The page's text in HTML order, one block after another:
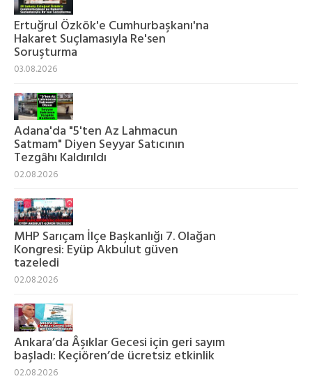
Ertuğrul Özkök'e Cumhurbaşkanı'na
Hakaret Suçlamasıyla Re'sen
Soruşturma
03.08.2026
Adana'da "5'ten Az Lahmacun
Satmam" Diyen Seyyar Satıcının
Tezgâhı Kaldırıldı
02.08.2026
MHP Sarıçam İlçe Başkanlığı 7. Olağan
Kongresi: Eyüp Akbulut güven
tazeledi
02.08.2026
Ankara’da Âşıklar Gecesi için geri sayım
başladı: Keçiören’de ücretsiz etkinlik
02.08.2026